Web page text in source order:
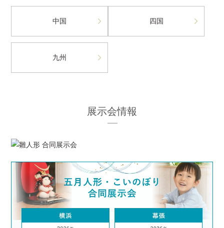
中国 四国
九州
展示会情報